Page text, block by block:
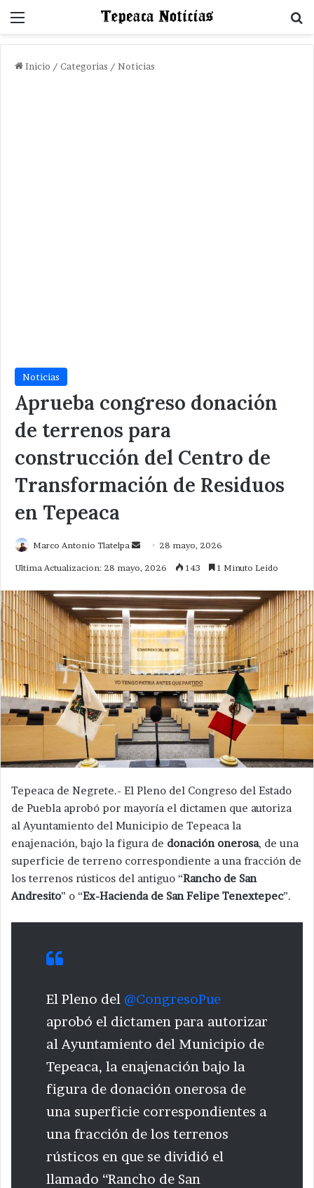
Menu
Inicio / Categorias / Noticias
Noticias
Aprueba congreso donación
de terrenos para
construcción del Centro de
Transformación de Residuos
en Tepeaca
Marco Antonio Tlatelpa
Send 28 mayo, 2026
Ultima Actualizacion: 28 mayo, 2026 143 1 Minuto Leido
Tepeaca de Negrete.- El Pleno del Congreso del Estado
de Puebla aprobó por mayoría el dictamen que autoriza
al Ayuntamiento del Municipio de Tepeaca la
enajenación, bajo la figura de donación onerosa, de una
superficie de terreno correspondiente a una fracción de
los terrenos rústicos del antiguo “Rancho de San
Andresito” o “Ex-Hacienda de San Felipe Tenextepec”.
El Pleno del @CongresoPue
aprobó el dictamen para autorizar
al Ayuntamiento del Municipio de
Tepeaca, la enajenación bajo la
figura de donación onerosa de
una superficie correspondientes a
una fracción de los terrenos
rústicos en que se dividió el
llamado “Rancho de San